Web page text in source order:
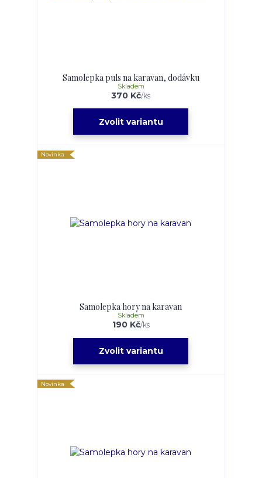
Samolepka puls na karavan, dodávku
370 Kč/ks
Skladem
Zvolit variantu
Novinka
Samolepka hory na karavan
190 Kč/ks
Skladem
Zvolit variantu
Novinka